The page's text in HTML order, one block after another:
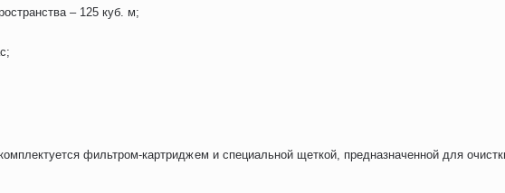
– 125 куб. м;
фильтром-картриджем и специальной щеткой, предназначенной для